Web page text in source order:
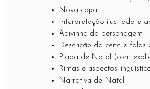
Nova capa
Interpretação ilustrada e
Adivinha do personagem
Descrição da cena e falas
Piada de Natal (com
Rimas e aspectos
Narrativa de Natal